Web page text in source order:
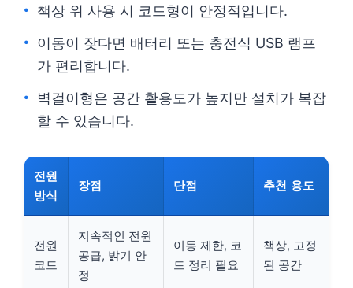
책상 위 사용 시 코드형이 안정적입니다.
이동이 잦다면 배터리 또는 충전식 USB 램프
가 편리합니다.
벽걸이형은 공간 활용도가 높지만 설치가 복잡
할 수 있습니다.
전원
방식
장점 단점 추천 용도
전원
코드
지속적인 전원
공급, 밝기 안
정
이동 제한, 코
드 정리 필요
책상, 고정
된 공간